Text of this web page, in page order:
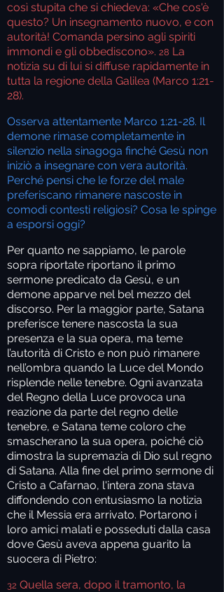
così stupita che si chiedeva: «Che cos'è
questo? Un insegnamento nuovo, e con
autorità! Comanda persino agli spiriti
immondi e gli obbediscono». 28 La
notizia su di lui si diffuse rapidamente in
tutta la regione della Galilea (Marco 1:21-
28).
Osserva attentamente Marco 1:21-28. Il
demone rimase completamente in
silenzio nella sinagoga finché Gesù non
iniziò a insegnare con vera autorità.
Perché pensi che le forze del male
preferiscano rimanere nascoste in
comodi contesti religiosi? Cosa le spinge
a esporsi oggi?
Per quanto ne sappiamo, le parole
sopra riportate riportano il primo
sermone predicato da Gesù, e un
demone apparve nel bel mezzo del
discorso. Per la maggior parte, Satana
preferisce tenere nascosta la sua
presenza e la sua opera, ma teme
l’autorità di Cristo e non può rimanere
nell’ombra quando la Luce del Mondo
risplende nelle tenebre. Ogni avanzata
del Regno della Luce provoca una
reazione da parte del regno delle
tenebre, e Satana teme coloro che
smascherano la sua opera, poiché ciò
dimostra la supremazia di Dio sul regno
di Satana. Alla fine del primo sermone di
Cristo a Cafarnao, l'intera zona stava
diffondendo con entusiasmo la notizia
che il Messia era arrivato. Portarono i
loro amici malati e posseduti dalla casa
dove Gesù aveva appena guarito la
suocera di Pietro:
32 Quella sera, dopo il tramonto, la